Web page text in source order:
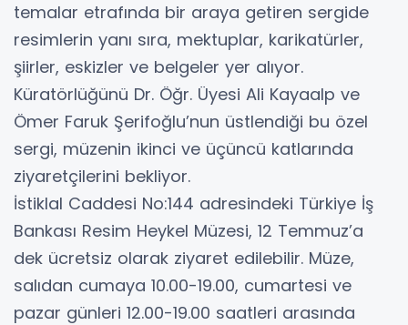
temalar etrafında bir araya getiren sergide
resimlerin yanı sıra, mektuplar, karikatürler,
şiirler, eskizler ve belgeler yer alıyor.
Küratörlüğünü Dr. Öğr. Üyesi Ali Kayaalp ve
Ömer Faruk Şerifoğlu’nun üstlendiği bu özel
sergi, müzenin ikinci ve üçüncü katlarında
ziyaretçilerini bekliyor.
İstiklal Caddesi No:144 adresindeki Türkiye İş
Bankası Resim Heykel Müzesi, 12 Temmuz’a
dek ücretsiz olarak ziyaret edilebilir. Müze,
salıdan cumaya 10.00-19.00, cumartesi ve
pazar günleri 12.00-19.00 saatleri arasında